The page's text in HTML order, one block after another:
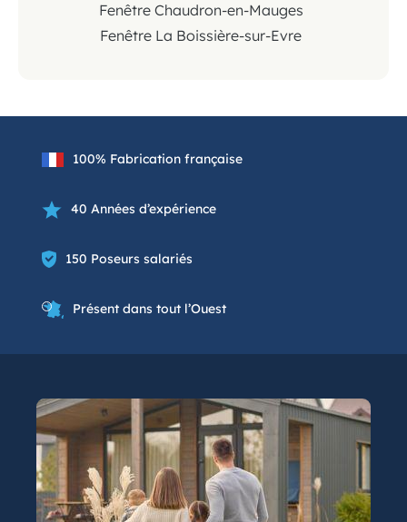
Fenêtre Chaudron-en-Mauges
Fenêtre La Boissière-sur-Evre
100% Fabrication française
40 Années d’expérience
150 Poseurs salariés
Présent dans tout l’Ouest